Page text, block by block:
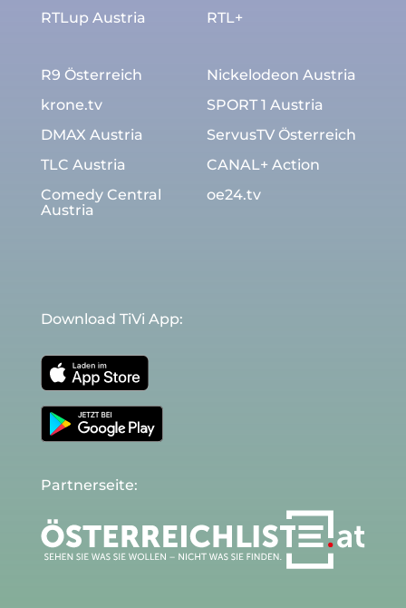
RTLup Austria
RTL+
R9 Österreich
krone.tv
DMAX Austria
TLC Austria
Comedy Central
Austria
Nickelodeon Austria
SPORT 1 Austria
ServusTV Österreich
CANAL+ Action
oe24.tv
Download TiVi App:
Partnerseite: